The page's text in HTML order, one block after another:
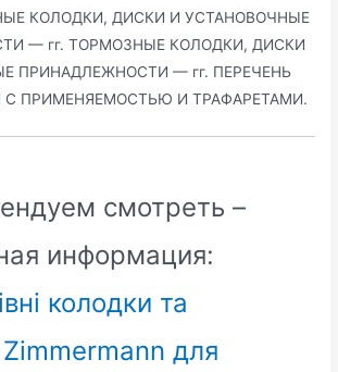
КОЛОДКИ, ДИСКИ И УСТАНОВОЧНЫЕ
— гг. ТОРМОЗНЫЕ КОЛОДКИ, ДИСКИ
ПРИНАДЛЕЖНОСТИ — гг. ПЕРЕЧЕНЬ
ПРИМЕНЯЕМОСТЬЮ И ТРАФАРЕТАМИ.
смотреть –
информация:
колодки та
для